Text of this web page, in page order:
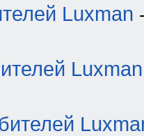
Luxman
Luxman